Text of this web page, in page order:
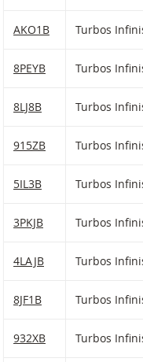
AKO1B Turbos
8PEYB Turbos
8LJ8B Turbos
915ZB Turbos
5IL3B Turbos
3PKJB Turbos
4LAJB Turbos
8JF1B Turbos
932XB Turbos